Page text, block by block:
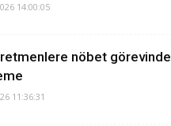
14:00:05
nöbet görevinde
11:36:31